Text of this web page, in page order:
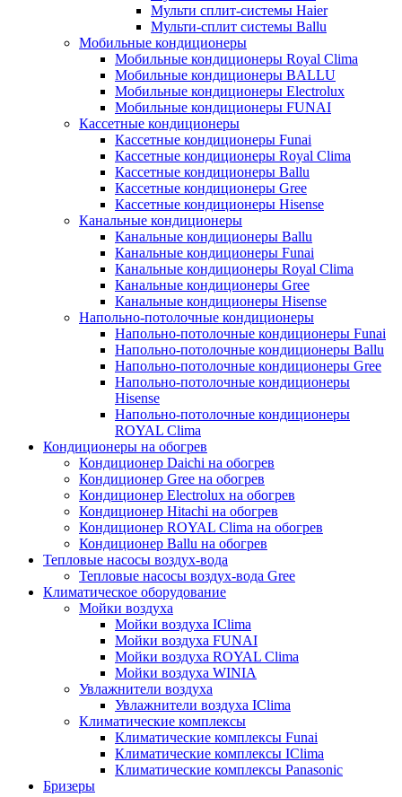
Мульти сплит-системы Haier
Мульти-сплит системы Ballu
Мобильные кондиционеры
Мобильные кондиционеры Royal Clima
Мобильные кондиционеры BALLU
Мобильные кондиционеры Electrolux
Мобильные кондиционеры FUNAI
Кассетные кондиционеры
Кассетные кондиционеры Funai
Кассетные кондиционеры Royal Clima
Кассетные кондиционеры Ballu
Кассетные кондиционеры Gree
Кассетные кондиционеры Hisense
Канальные кондиционеры
Канальные кондиционеры Ballu
Канальные кондиционеры Funai
Канальные кондиционеры Royal Clima
Канальные кондиционеры Gree
Канальные кондиционеры Hisense
Напольно-потолочные кондиционеры
Напольно-потолочные кондиционеры Funai
Напольно-потолочные кондиционеры Ballu
Напольно-потолочные кондиционеры Gree
Напольно-потолочные кондиционеры
Hisense
Напольно-потолочные кондиционеры
ROYAL Clima
Кондиционеры на обогрев
Кондиционер Daichi на обогрев
Кондиционер Gree на обогрев
Кондиционер Electrolux на обогрев
Кондиционер Hitachi на обогрев
Кондиционер ROYAL Clima на обогрев
Кондиционер Ballu на обогрев
Тепловые насосы воздух-вода
Тепловые насосы воздух-вода Gree
Климатическое оборудование
Мойки воздуха
Мойки воздуха IClima
Мойки воздуха FUNAI
Мойки воздуха ROYAL Clima
Мойки воздуха WINIA
Увлажнители воздуха
Увлажнители воздуха IClima
Климатические комплексы
Климатические комплексы Funai
Климатические комплексы IClima
Климатические комплексы Panasonic
Бризеры